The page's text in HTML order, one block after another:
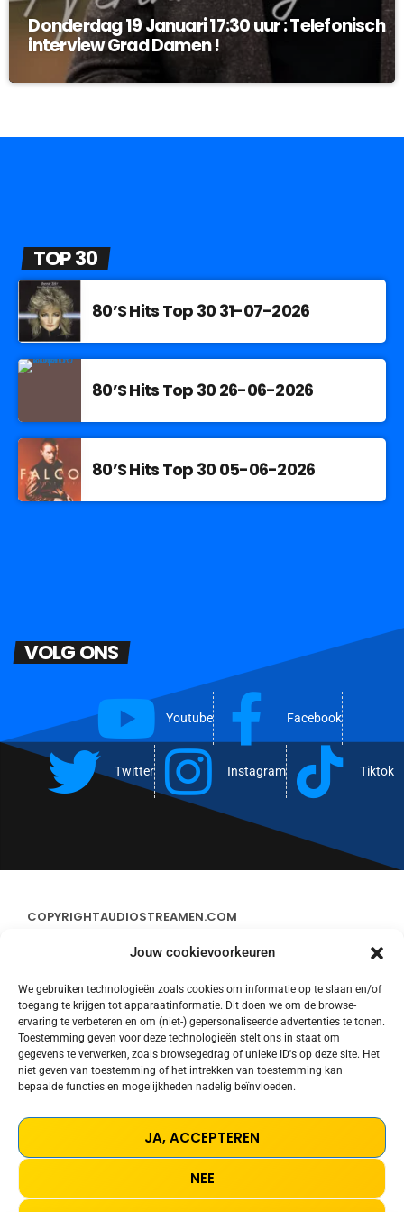
Jouw cookievoorkeuren
We gebruiken technologieën zoals cookies om informatie op te slaan en/of
toegang te krijgen tot apparaatinformatie. Dit doen we om de browse-
ervaring te verbeteren en om (niet-) gepersonaliseerde advertenties te tonen.
Toestemming geven voor deze technologieën stelt ons in staat om
gegevens te verwerken, zoals browsegedrag of unieke ID's op deze site. Het
niet geven van toestemming of het intrekken van toestemming kan
bepaalde functies en mogelijkheden nadelig beïnvloeden.
JA, ACCEPTEREN
NEE
Donderdag 19 Januari 17:30 uur : Telefonisch
interview Grad Damen !
TOP 30
80’S Hits Top 30 31-07-2026
80’S Hits Top 30 26-06-2026
80’S Hits Top 30 05-06-2026
VOLG ONS
Youtube Facebook
Twitter Instagram Tiktok
COPYRIGHTAUDIOSTREAMEN.COM
CONTACT
STREAMS
COOKIE POLICY (EU)